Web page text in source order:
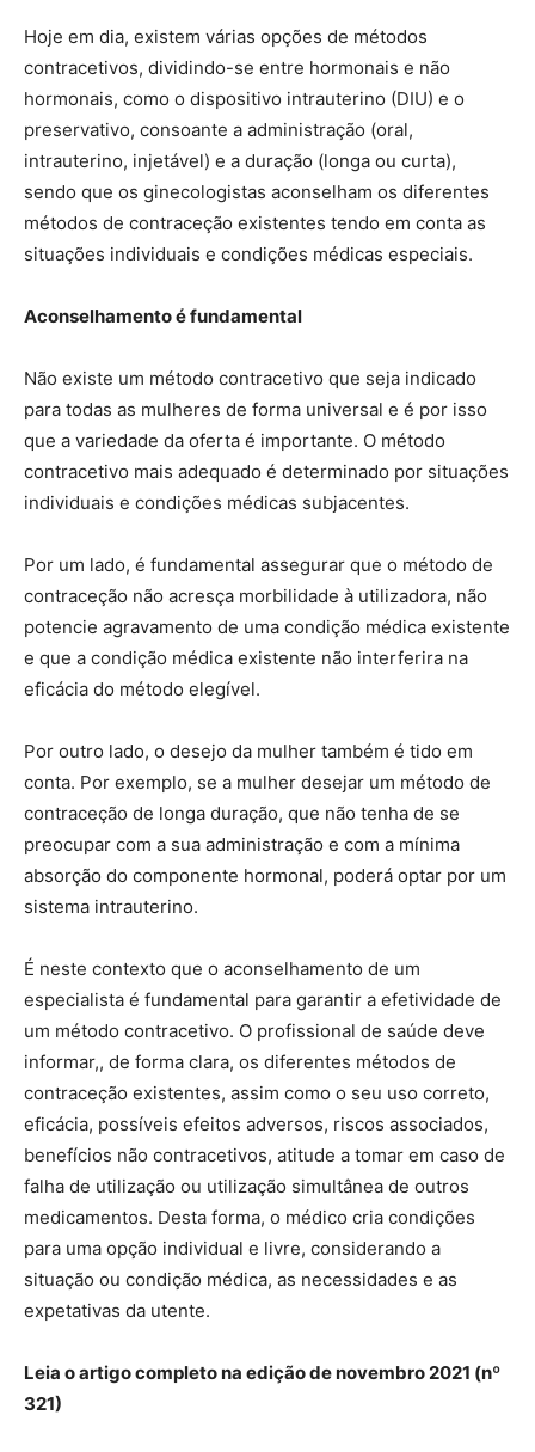
Hoje em dia, existem várias opções de métodos
contracetivos, dividindo-se entre hormonais e não
hormonais, como o dispositivo intrauterino (DIU) e o
preservativo, consoante a administração (oral,
intrauterino, injetável) e a duração (longa ou curta),
sendo que os ginecologistas aconselham os diferentes
métodos de contraceção existentes tendo em conta as
situações individuais e condições médicas especiais.
Aconselhamento é fundamental
Não existe um método contracetivo que seja indicado
para todas as mulheres de forma universal e é por isso
que a variedade da oferta é importante. O método
contracetivo mais adequado é determinado por situações
individuais e condições médicas subjacentes.
Por um lado, é fundamental assegurar que o método de
contraceção não acresça morbilidade à utilizadora, não
potencie agravamento de uma condição médica existente
e que a condição médica existente não interferira na
eficácia do método elegível.
Por outro lado, o desejo da mulher também é tido em
conta. Por exemplo, se a mulher desejar um método de
contraceção de longa duração, que não tenha de se
preocupar com a sua administração e com a mínima
absorção do componente hormonal, poderá optar por um
sistema intrauterino.
É neste contexto que o aconselhamento de um
especialista é fundamental para garantir a efetividade de
um método contracetivo. O profissional de saúde deve
informar,, de forma clara, os diferentes métodos de
contraceção existentes, assim como o seu uso correto,
eficácia, possíveis efeitos adversos, riscos associados,
benefícios não contracetivos, atitude a tomar em caso de
falha de utilização ou utilização simultânea de outros
medicamentos. Desta forma, o médico cria condições
para uma opção individual e livre, considerando a
situação ou condição médica, as necessidades e as
expetativas da utente.
Leia o artigo completo na edição de novembro 2021 (nº
321)